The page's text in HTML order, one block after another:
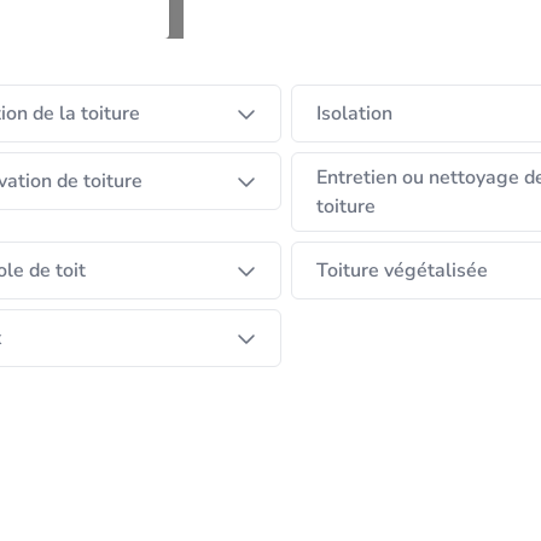
suivre l'évolution de nouveaux matériaux.
avec du matériel et des matériaux de qualité
clients selon leurs exigences.
possible, dans les 7 jours ouvrables.
des sous-traitants.
de la toiture Isolation
de toiture
Entretien ou nettoyage
toiture
de toit Toiture végétalisée